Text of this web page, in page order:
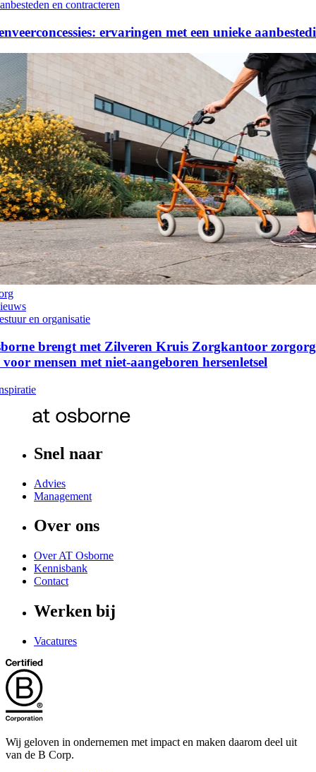
en contracteren
ervaringen met een unieke
en organisatie
brengt met Zilveren Kruis Zorgkantoor
voor mensen met niet-aangeboren hersenletsel
Snel naar
Advies
Management
Over ons
Over AT Osborne
Kennisbank
Contact
Werken bij
Vacatures
Wij geloven in ondernemen met impact en maken daarom deel uit
van de B Corp.